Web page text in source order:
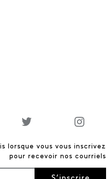
lorsque vous vous inscrivez
pour recevoir nos courriels